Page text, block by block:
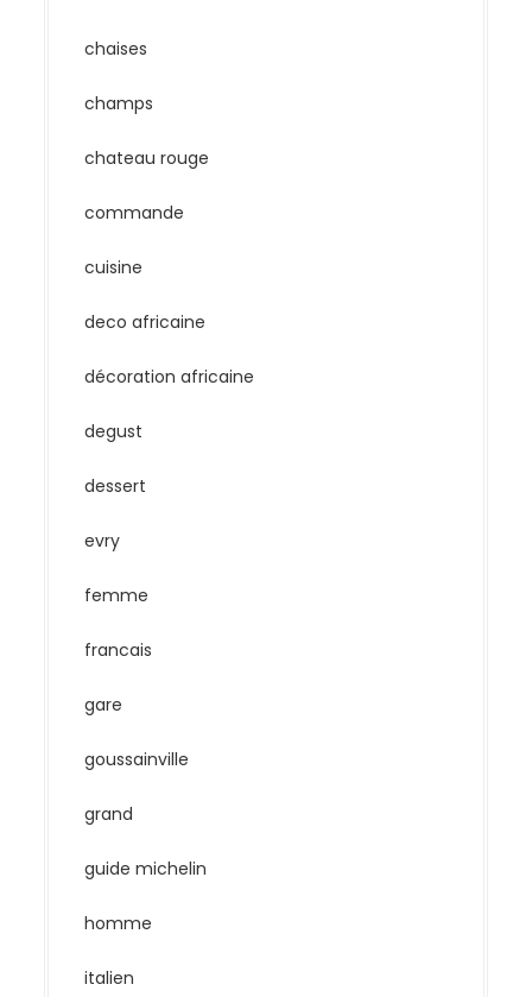
chaises
champs
chateau rouge
commande
cuisine
deco africaine
décoration africaine
degust
dessert
evry
femme
francais
gare
goussainville
grand
guide michelin
homme
italien